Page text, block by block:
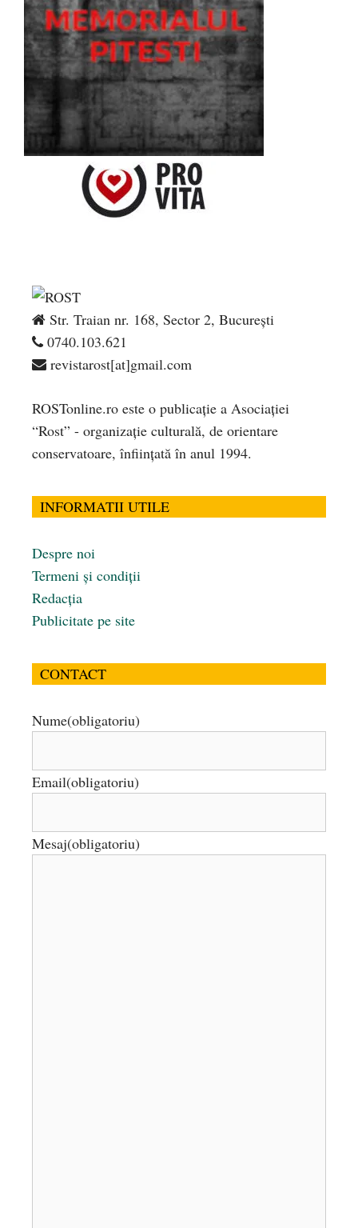
Str. Traian nr. 168, Sector 2, București
0740.103.621
revistarost[at]gmail.com
ROSTonline.ro este o publicaţie a Asociaţiei
“Rost” - organizaţie culturală, de orientare
conservatoare, înfiinţată în anul 1994.
INFORMATII UTILE
Despre noi
Termeni și condiții
Redacția
Publicitate pe site
CONTACT
Nume(obligatoriu)
Email(obligatoriu)
Mesaj(obligatoriu)